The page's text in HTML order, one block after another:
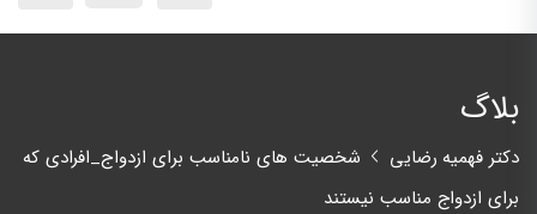
بلاگ
دکتر فهمیه رضایی
شخصیت های نامناسب برای ازدواج_افرادی که
برای ازدواج مناسب نیستند